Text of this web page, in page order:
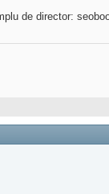
de director: